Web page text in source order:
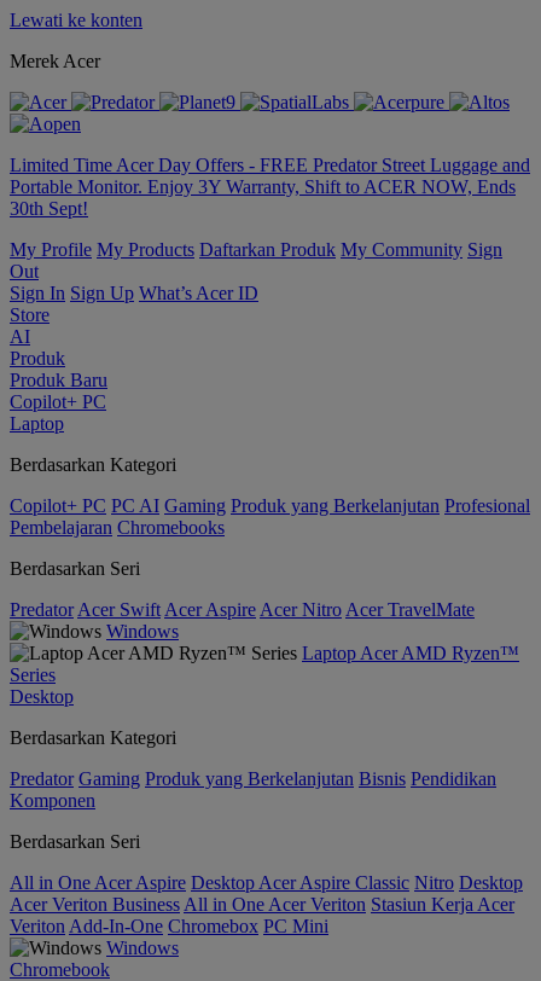
Lewati ke konten
Merek Acer
Limited Time Acer Day Offers - FREE Predator Street Luggage and
Portable Monitor. Enjoy 3Y Warranty, Shift to ACER NOW, Ends
30th Sept!
My Profile My Products Daftarkan Produk My Community Sign
Out
Sign In Sign Up What’s Acer ID
Store
AI
Produk
Produk Baru
Copilot+ PC
Laptop
Berdasarkan Kategori
Copilot+ PC PC AI Gaming Produk yang Berkelanjutan Profesional
Pembelajaran Chromebooks
Berdasarkan Seri
Predator Acer Swift Acer Aspire Acer Nitro Acer TravelMate
Windows
Laptop Acer AMD Ryzen™
Series
Desktop
Berdasarkan Kategori
Predator Gaming Produk yang Berkelanjutan Bisnis Pendidikan
Komponen
Berdasarkan Seri
All in One Acer Aspire Desktop Acer Aspire Classic Nitro Desktop
Acer Veriton Business All in One Acer Veriton Stasiun Kerja Acer
Veriton Add-In-One Chromebox PC Mini
Windows
Chromebook